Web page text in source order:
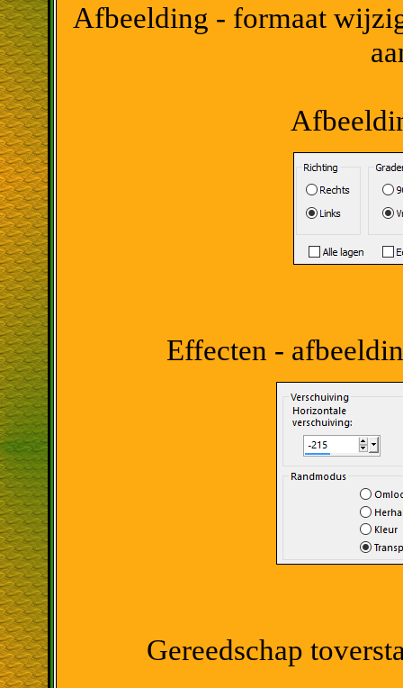
Afbeelding - formaat
Effecten -
Gereedschap